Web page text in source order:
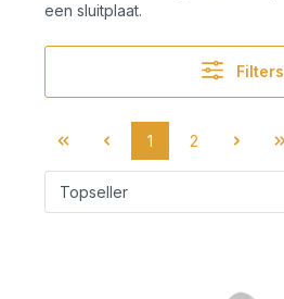
een sluitplaat.
Filters
1 2